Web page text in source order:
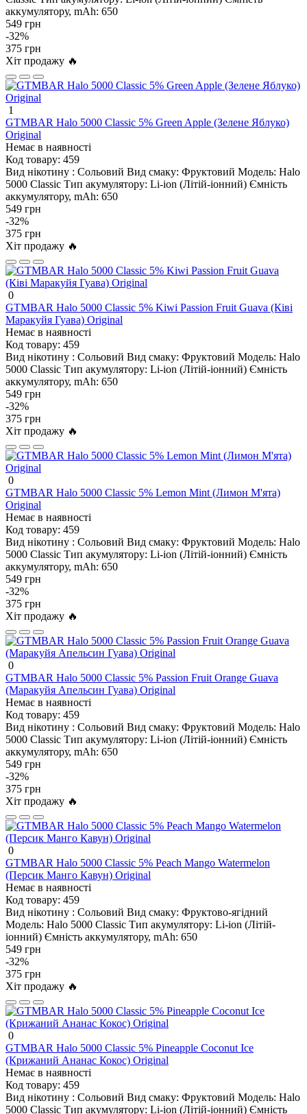
аккумулятору, mAh: 650
549 грн
-32%
375 грн
Хіт продажу 🔥
1
GTMBAR Halo 5000 Classic 5% Green Apple (Зелене Яблуко)
Original
Немає в наявності
Код товару: 459
Вид нікотину : Сольовий Вид смаку: Фруктовий Модель: Halo
5000 Classic Тип акумулятору: Li-ion (Літій-іонний) Ємність
аккумулятору, mAh: 650
549 грн
-32%
375 грн
Хіт продажу 🔥
0
GTMBAR Halo 5000 Classic 5% Kiwi Passion Fruit Guava (Ківі
Маракуйя Гуава) Original
Немає в наявності
Код товару: 459
Вид нікотину : Сольовий Вид смаку: Фруктовий Модель: Halo
5000 Classic Тип акумулятору: Li-ion (Літій-іонний) Ємність
аккумулятору, mAh: 650
549 грн
-32%
375 грн
Хіт продажу 🔥
0
GTMBAR Halo 5000 Classic 5% Lemon Mint (Лимон М'ята)
Original
Немає в наявності
Код товару: 459
Вид нікотину : Сольовий Вид смаку: Фруктовий Модель: Halo
5000 Classic Тип акумулятору: Li-ion (Літій-іонний) Ємність
аккумулятору, mAh: 650
549 грн
-32%
375 грн
Хіт продажу 🔥
0
GTMBAR Halo 5000 Classic 5% Passion Fruit Orange Guava
(Маракуйя Апельсин Гуава) Original
Немає в наявності
Код товару: 459
Вид нікотину : Сольовий Вид смаку: Фруктовий Модель: Halo
5000 Classic Тип акумулятору: Li-ion (Літій-іонний) Ємність
аккумулятору, mAh: 650
549 грн
-32%
375 грн
Хіт продажу 🔥
0
GTMBAR Halo 5000 Classic 5% Peach Mango Watermelon
(Персик Манго Кавун) Original
Немає в наявності
Код товару: 459
Вид нікотину : Сольовий Вид смаку: Фруктово-ягідний
Модель: Halo 5000 Classic Тип акумулятору: Li-ion (Літій-
іонний) Ємність аккумулятору, mAh: 650
549 грн
-32%
375 грн
Хіт продажу 🔥
0
GTMBAR Halo 5000 Classic 5% Pineapple Coconut Ice
(Крижаний Ананас Кокос) Original
Немає в наявності
Код товару: 459
Вид нікотину : Сольовий Вид смаку: Фруктовий Модель: Halo
5000 Classic Тип акумулятору: Li-ion (Літій-іонний) Ємність